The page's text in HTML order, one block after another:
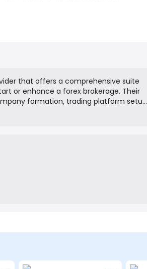
that offers a comprehensive suite
or enhance a forex brokerage. Their
formation, trading platform setup
payment system integration,